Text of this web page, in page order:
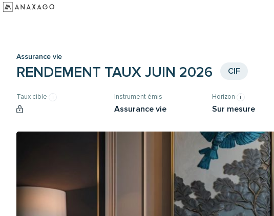
Ressources
Assurance vie
RENDEMENT TAUX JUIN 2026 CIF
Taux cible Instrument émis
Assurance vie
Horizon
Sur mesure